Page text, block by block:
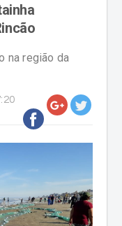
na região da